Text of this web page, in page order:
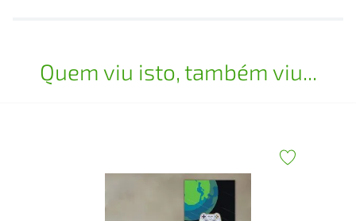
Quem viu isto, também viu...